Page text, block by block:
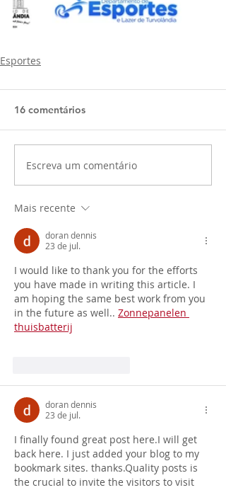
Esportes
16 comentários
Escreva um comentário
Mais recente
doran dennis
23 de jul.
I would like to thank you for the efforts
you have made in writing this article. I
am hoping the same best work from you
in the future as well.. Zonnepanelen
thuisbatterij
doran dennis
23 de jul.
I finally found great post here.I will get
back here. I just added your blog to my
bookmark sites. thanks.Quality posts is
the crucial to invite the visitors to visit